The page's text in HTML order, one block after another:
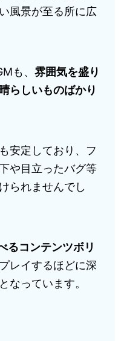
風景が至る所に広
も、 雰囲気を盛り
らしいものばかり
安定しており、フ
や目立ったバグ等
られませんでし
るコンテンツボリ
レイするほどに深
なっています。